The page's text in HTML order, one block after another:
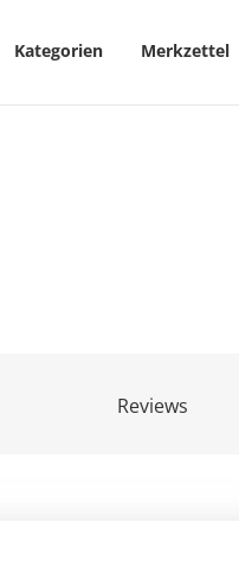
Kategorien Merkzettel
Reviews